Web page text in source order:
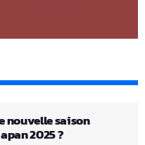
nouvelle saison
2025 ?